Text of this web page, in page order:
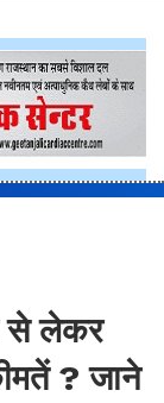
से लेकर
? जाने